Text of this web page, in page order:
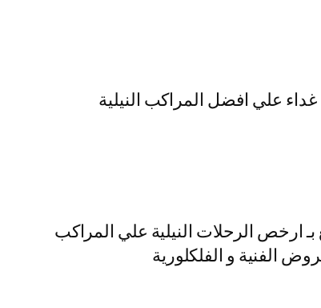
علي افضل المراكب النيلية
ارخص الرحلات النيلية علي المراكب
الفنية و الفلكلورية